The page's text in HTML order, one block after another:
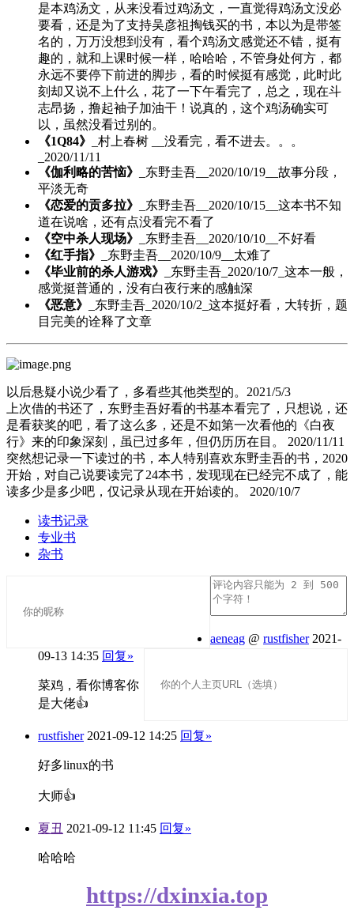
是本鸡汤文，从来没看过鸡汤文，一直觉得鸡汤文没必
要看，还是为了支持吴彦祖掏钱买的书，本以为是带签
名的，万万没想到没有，看个鸡汤文感觉还不错，挺有
趣的，就和上课时候一样，哈哈哈，不管身处何方，都
永远不要停下前进的脚步，看的时候挺有感觉，此时此
刻却又说不上什么，花了一下午看完了，总之，现在斗
志昂扬，撸起袖子加油干！说真的，这个鸡汤确实可
以，虽然没看过别的。
《1Q84》
_村上春树 __没看完，看不进去。。。
_2020/11/11
《伽利略的苦恼》
_东野圭吾__2020/10/19__故事分段，
平淡无奇
《恋爱的贡多拉》
_东野圭吾__2020/10/15__这本书不知
道在说啥，还有点没看完不看了
《空中杀人现场》
_东野圭吾__2020/10/10__不好看
《红手指》
_东野圭吾__2020/10/9__太难了
《毕业前的杀人游戏》
_东野圭吾_2020/10/7_这本一般，
感觉挺普通的，没有白夜行来的感触深
《恶意》
_东野圭吾_2020/10/2_这本挺好看，大转折，题
目完美的诠释了文章
以后悬疑小说少看了，多看些其他类型的。2021/5/3
上次借的书还了，东野圭吾好看的书基本看完了，只想说，还
是看获奖的吧，看了这么多，还是不如第一次看他的《白夜
行》来的印象深刻，虽已过多年，但仍历历在目。 2020/11/11
突然想记录一下读过的书，本人特别喜欢东野圭吾的书，2020
开始，对自己说要读完了24本书，发现现在已经完不成了，能
读多少是多少吧，仅记录从现在开始读的。 2020/10/7
读书记录
专业书
杂书
aeneag @ rustfisher 2021-
09-13 14:35 回复»
菜鸡，看你博客你
是大佬👍
rustfisher 2021-09-12 14:25 回复»
好多linux的书
大师👍
夏丑 2021-09-12 11:45 回复»
哈哈哈
https://dxinxia.top